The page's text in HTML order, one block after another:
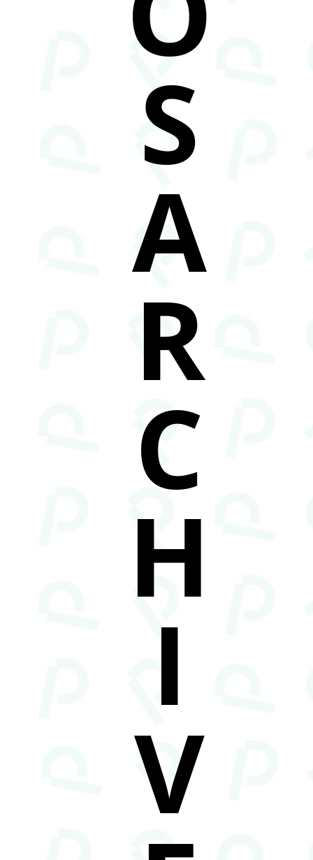
S
A
R
C
H
I
V